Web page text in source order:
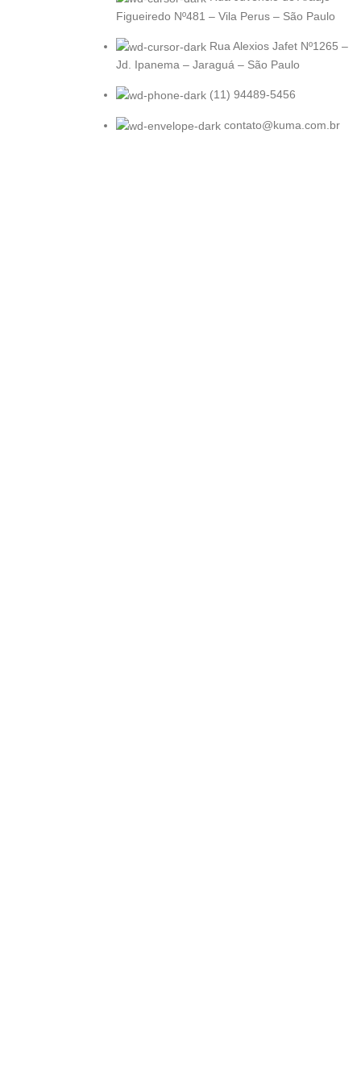
Figueiredo Nº481 – Vila Perus – São Paulo
Rua Alexios Jafet Nº1265 –
Jd. Ipanema – Jaraguá – São Paulo
(11) 94489-5456
contato@kuma.com.br